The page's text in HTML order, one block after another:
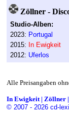
Zöllner -
Studio-Alben:
2023: Portugal
2015: In Ewigkeit
2012: Uferlos
Alle Preisangaben
In Ewigkeit | Zöllner
© 2007 - 2026 cd-